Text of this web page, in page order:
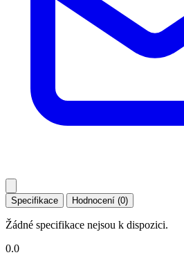
Specifikace Hodnocení (0)
Žádné specifikace nejsou k dispozici.
0.0